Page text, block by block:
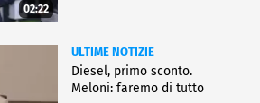
02:22
ULTIME NOTIZIE
Diesel, primo sconto.
Meloni: faremo di tutto